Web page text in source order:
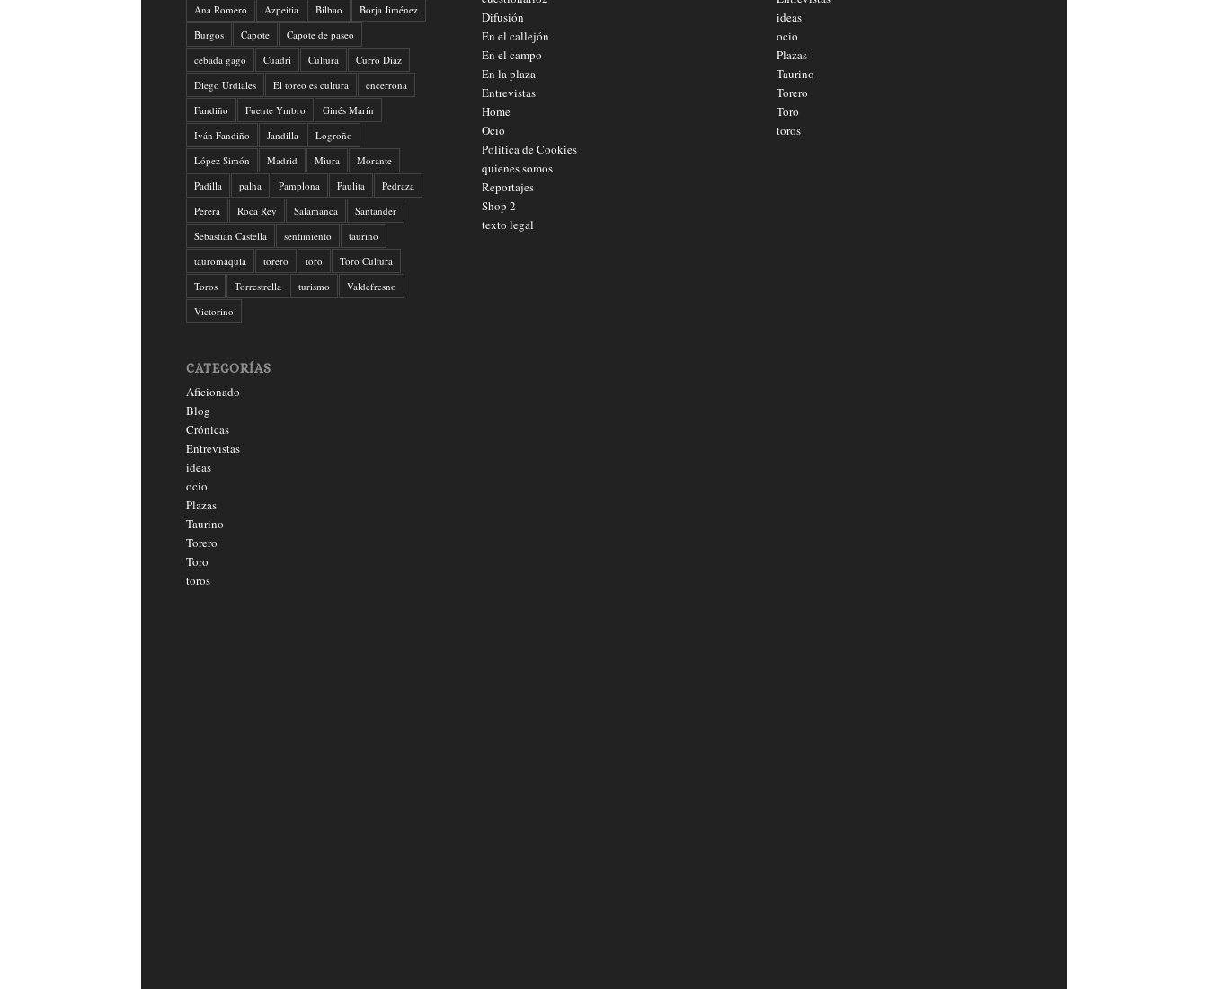
Ana Romero Azpeitia Bilbao
Borja Jiménez
Burgos
Capote
Capote de paseo
cebada gago
Cuadri Cultura
Curro Díaz
Diego Urdiales
El toreo es cultura
encerrona
Fandiño
Fuente Ymbro
Ginés Marín
Iván Fandiño
Jandilla
Logroño
López Simón
Madrid Miura
Morante
Padilla
palha Pamplona Paulita
Pedraza
Perera
Roca Rey Salamanca
Santander
Sebastián Castella
sentimiento
taurino
tauromaquia
torero toro
Toro Cultura
Toros
Torrestrella turismo
Valdefresno
Victorino
CATEGORÍAS
Aficionado
Blog
Crónicas
Entrevistas
ideas
ocio
Plazas
Taurino
Torero
Toro
toros
Difusión
En el callejón
En el campo
En la plaza
Entrevistas
Home
Ocio
Política de Cookies
quienes somos
Reportajes
Shop 2
texto legal
ideas
ocio
Plazas
Taurino
Torero
Toro
toros